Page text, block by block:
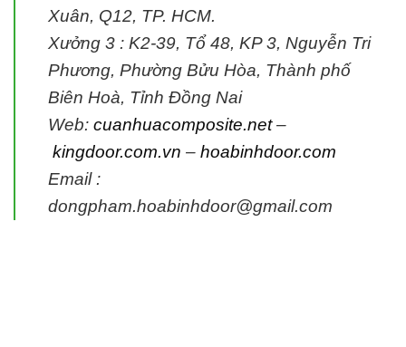
Xuân, Q12, TP. HCM.
Xưởng 3 : K2-39, Tổ 48, KP 3, Nguyễn Tri
Phương, Phường Bửu Hòa, Thành phố
Biên Hoà, Tỉnh Đồng Nai
Web: cuanhuacomposite.net–
kingdoor.com.vn – hoabinhdoor.com
Email :
dongpham.hoabinhdoor@gmail.com